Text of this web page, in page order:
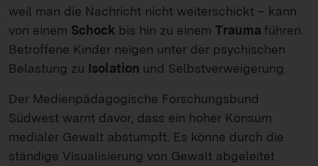
weil man die Nachricht nicht weiterschickt – kann
von einem Schock bis hin zu einem Trauma führen.
Betroffene Kinder neigen unter der psychischen
Belastung zu Isolation und Selbstverweigerung.
Der Medienpädagogische Forschungsbund
Südwest warnt davor, dass ein hoher Konsum
medialer Gewalt abstumpft. Es könne durch die
ständige Visualisierung von Gewalt abgeleitet